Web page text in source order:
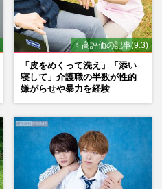
⭐ 高評価の記事(9.3)
「皮をめくって洗え」「添い
寝して」介護職の半数が性的
嫌がらせや暴力を経験